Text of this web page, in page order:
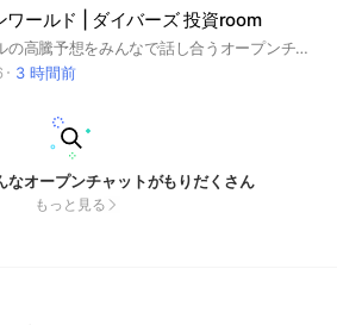
ワールド | ダイバーズ 投資room
ドラゴンボールの高騰予想をみんなで話し合うオープンチャットです。 ※ルールは簡単。否定しない事。
3 時間前
なオープンチャットがもりだくさん
もっと見る